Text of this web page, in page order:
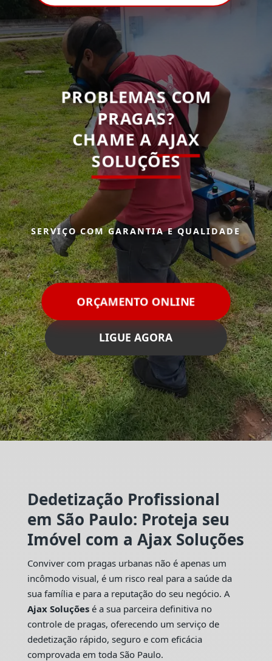
PROBLEMAS COM
PRAGAS?
CHAME AAJAX
SOLUÇÕES
SERVIÇO COM GARANTIA E QUALIDADE
ORÇAMENTO ONLINE
LIGUE AGORA
Dedetização Profissional
em São Paulo: Proteja seu
Imóvel com a Ajax Soluções
Conviver com pragas urbanas não é apenas um
incômodo visual, é um risco real para a saúde da
sua família e para a reputação do seu negócio. A
Ajax Soluçõesé a sua parceira definitiva no
controle de pragas, oferecendo um serviço de
dedetização rápido, seguro e com eficácia
comprovada em toda São Paulo.